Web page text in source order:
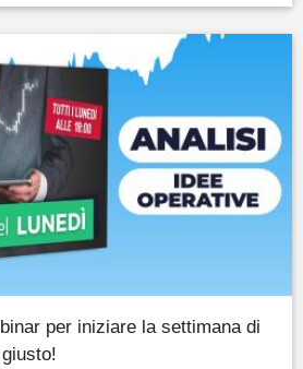
per iniziare la settimana di